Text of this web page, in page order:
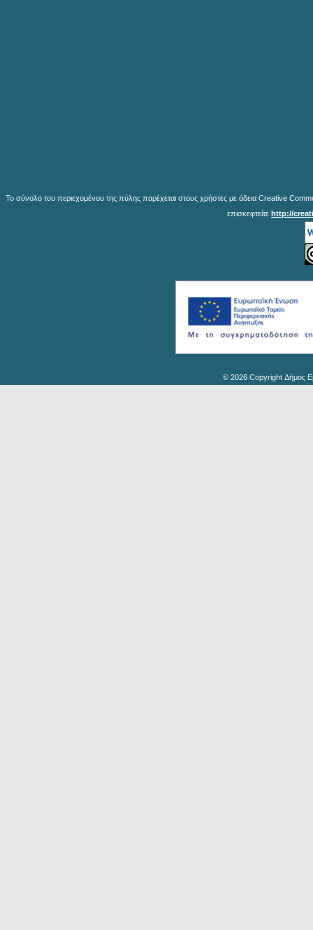
Το σύνολο του περιεχομένου της πύλης παρέχεται στους χρήστες με άδεια Creative
επισκεφτείτε http://
© 2026 Copyright Δήμος